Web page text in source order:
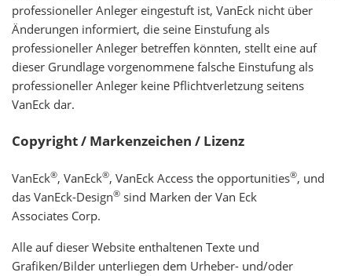
professioneller Anleger eingestuft ist, VanEck nicht über
Änderungen informiert, die seine Einstufung als
professioneller Anleger betreffen könnten, stellt eine auf
dieser Grundlage vorgenommene falsche Einstufung als
professioneller Anleger keine Pflichtverletzung seitens
VanEck dar.
Copyright / Markenzeichen / Lizenz
VanEck®, VanEck®, VanEck Access the opportunities®, und
das VanEck-Design® sind Marken der Van Eck
Associates Corp.
Alle auf dieser Website enthaltenen Texte und
Grafiken/Bilder unterliegen dem Urheber- und/oder